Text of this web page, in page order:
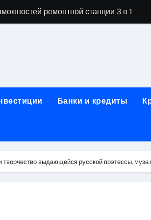
ремонтной станции 3 в 1
изоляции для
онлайн-образования в сфере
регистрация,
в USDT: механизм работы,
Банки и кредиты
выдающейся русской поэтессы,